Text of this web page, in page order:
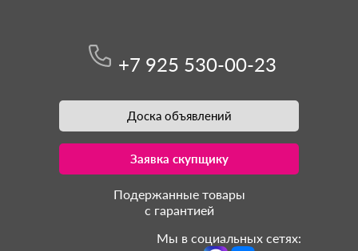
+7 925 530-00-23
Доска объявлений
Заявка скупщику
Подержанные товары
с гарантией
Мы в социальных сетях: